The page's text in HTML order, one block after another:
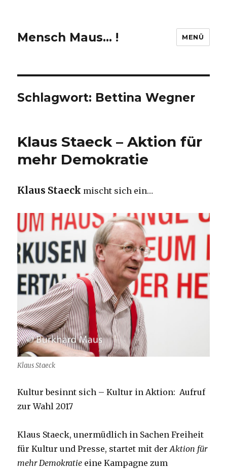
Mensch Maus… ! MENÜ
Schlagwort: Bettina Wegner
Klaus Staeck – Aktion für
mehr Demokratie
Klaus Staeck mischt sich ein…
Klaus Staeck
Kultur besinnt sich – Kultur in Aktion: Aufruf
zur Wahl 2017
Klaus Staeck, unermüdlich in Sachen Freiheit
für Kultur und Presse, startet mit derAktion für
mehr Demokratie eine Kampagne zum